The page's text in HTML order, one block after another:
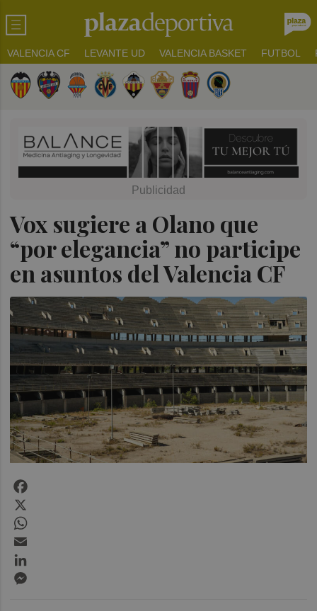
VALENCIA CF LEVANTE UD VALENCIA BASKET FUTBOL
Vox sugiere a Olano que
“por elegancia” no participe
en asuntos del Valencia CF